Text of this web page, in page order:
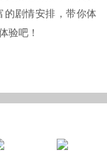
的剧情安排，带你体
验吧！
掌端技术同跨iOS、
似幻的修仙世界；其